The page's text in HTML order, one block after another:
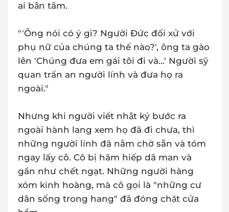
ai bận tâm.
"'Ông nói có ý gì? Người Đức đối xử với
phụ nữ của chúng ta thế nào?', ông ta gào
lên 'Chúng đưa em gái tôi đi và...' Người sỹ
quan trấn an người lính và đưa họ ra
ngoài."
Nhưng khi người viết nhật ký bước ra
ngoài hành lang xem họ đã đi chưa, thì
những người lính đã nằm chờ sẵn và tóm
ngay lấy cô. Cô bị hãm hiếp dã man và
gần như chết ngạt. Những người hàng
xóm kinh hoàng, mà cô gọi là "những cư
dân sống trong hang" đã đóng chặt cửa